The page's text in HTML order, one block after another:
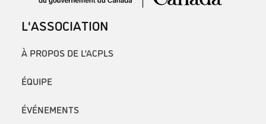
L'ASSOCIATION
À PROPOS DE L’ACPLS
ÉQUIPE
ÉVÉNEMENTS